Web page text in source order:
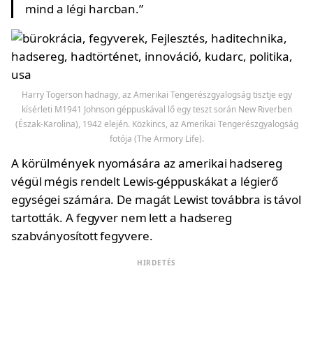
mind a légi harcban.”
Harry Togerson hadnagy, az Amerikai Tengerészgyalogság tisztje egy
kísérleti M1941 Johnson géppuskával lő egy teszt során New Riverben
(Észak-Karolina), 1942 elején. Közkincs, az Amerikai Tengerészgyalogság
fotója (The Armory Life).
A körülmények nyomására az amerikai hadsereg
végül mégis rendelt Lewis-géppuskákat a légierő
egységei számára. De magát Lewist továbbra is távol
tartották. A fegyver nem lett a hadsereg
szabványosított fegyvere.
HIRDETÉS